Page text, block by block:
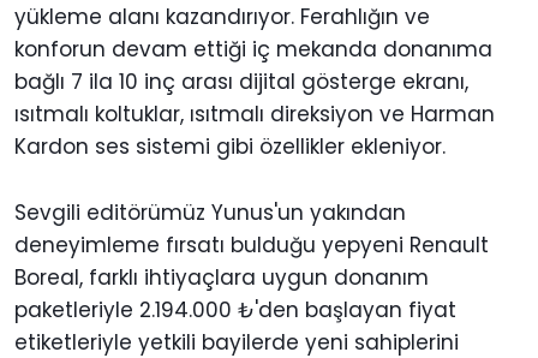
yükleme alanı kazandırıyor. Ferahlığın ve
konforun devam ettiği iç mekanda donanıma
bağlı 7 ila 10 inç arası dijital gösterge ekranı,
ısıtmalı koltuklar, ısıtmalı direksiyon ve Harman
Kardon ses sistemi gibi özellikler ekleniyor.
Sevgili editörümüz Yunus'un yakından
deneyimleme fırsatı bulduğu yepyeni Renault
Boreal, farklı ihtiyaçlara uygun donanım
paketleriyle 2.194.000 ₺'den başlayan fiyat
etiketleriyle yetkili bayilerde yeni sahiplerini